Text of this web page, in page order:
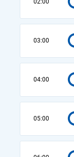
02:00
03:00
04:00
05:00